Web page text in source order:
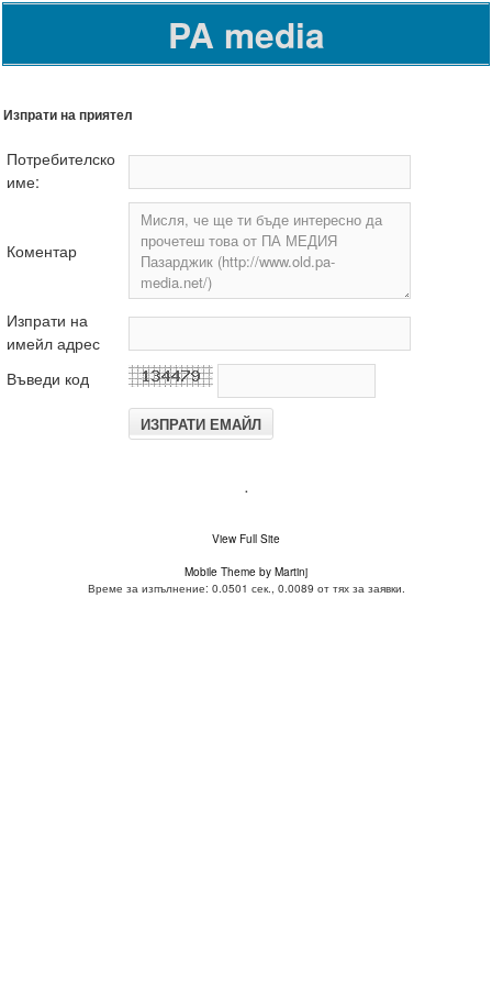
PA media
Изпрати на приятел
Потребителско
име:
Коментар
Изпрати на
имейл адрес
Въведи код
.
View Full Site
Mobile Theme by Martinj
Време за изпълнение: 0.0501 сек., 0.0089 от тях за заявки.